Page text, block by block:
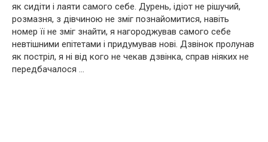
як сидіти і лаяти самого себе. Дурень, ідіот не рішучий,
розмазня, з дівчиною не зміг познайомитися, навіть
номер її не зміг знайти, я нагороджував самого себе
невтішними епітетами і придумував нові. Дзвінок пролунав
як постріл, я ні від кого не чекав дзвінка, справ ніяких не
передбачалося …